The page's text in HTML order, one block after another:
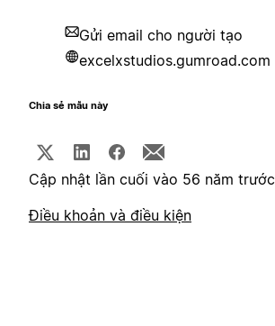
Gửi email cho người tạo
excelxstudios.gumroad.com
Chia sẻ mẫu này
Cập nhật lần cuối vào 56 năm trước
Điều khoản và điều kiện